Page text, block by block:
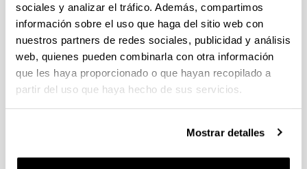
sociales y analizar el tráfico. Además, compartimos
información sobre el uso que haga del sitio web con
nuestros partners de redes sociales, publicidad y análisis
web, quienes pueden combinarla con otra información
que les haya proporcionado o que hayan recopilado a
partir del uso que haya hecho de sus servicios.
Mostrar detalles
Permanencia en un programa de doctorado
A tenor de lo establecido en el artículo 11.7 del Real
Decreto 99/2011, la evaluación anual positiva por la
Comisión Académica del Programa de Doctorado,
Plan de Investigación
que a tal efecto deberán emitir el Tutor y el Director
serán requisitos indispensables para continuar en